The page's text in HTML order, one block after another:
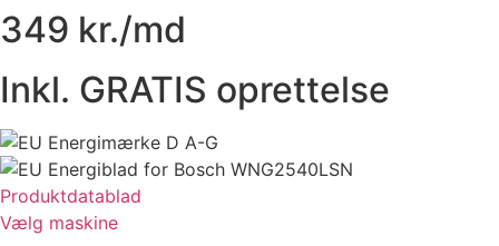
349 kr./md
Inkl. GRATIS oprettelse
Produktdatablad
Vælg maskine